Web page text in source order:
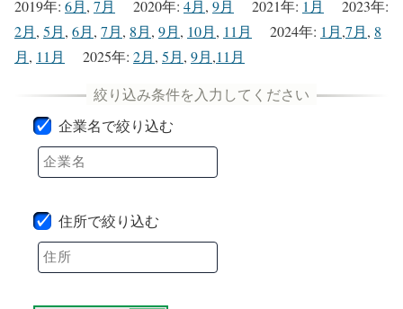
2019年: 6月, 7月 2020年: 4月, 9月 2021年: 1月 2023年:
2月, 5月, 6月, 7月, 8月, 9月, 10月, 11月 2024年: 1月,7月, 8
月, 11月 2025年: 2月, 5月, 9月,11月
企業名で絞り込む
住所で絞り込む